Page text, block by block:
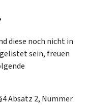
diese noch nicht in
sein, freuen
Absatz 2, Nummer